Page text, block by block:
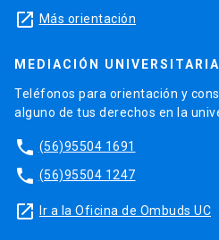
launch Más orientación
MEDIACIÓN UNIVERSITARIA
Teléfonos para orientación y
alguno de tus derechos en la
phone (56)95504 1691
phone (56)95504 1247
launch Ir a la Oficina de Ombuds UC